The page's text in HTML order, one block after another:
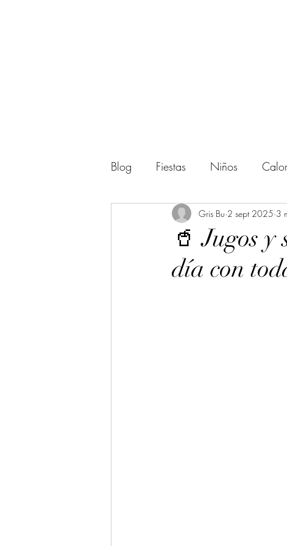
Blog Fiestas Niños
Actividades Regalos
Halloween
🥤 Jugos
día con
Gris Bu 2 sept 2025 3